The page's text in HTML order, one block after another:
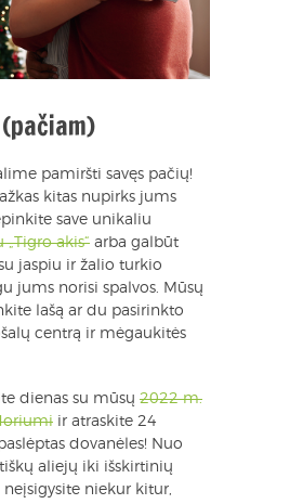
pamiršti savęs pačių!
kitas nupirks jums
save unikaliu
„Tigro akis“ arba galbūt
jaspiu ir žalio turkio
jums norisi spalvos. Mūsų
lašą ar du pasirinkto
centrą ir mėgaukitės
dienas su mūsų 2022 m.
ir atraskite 24
dovanėles! Nuo
aliejų iki išskirtinių
niekur kitur,